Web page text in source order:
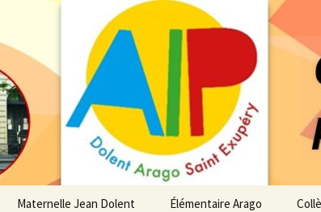
–
d'élèves
des enfants du secteur scolaire
Maternelle Jean Dolent Élémentaire Arago